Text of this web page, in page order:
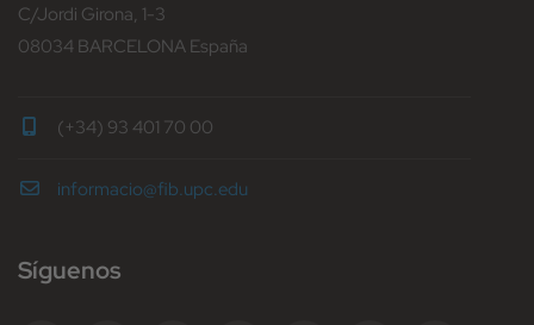
C/Jordi Girona, 1-3
08034 BARCELONA España
(+34) 93 401 70 00
informacio@fib.upc.edu
Síguenos